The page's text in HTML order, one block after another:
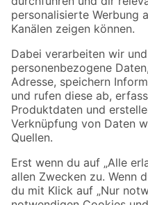
Folge uns
Zahlungsarten
Sicher einkaufen
Jetzt die toom-App